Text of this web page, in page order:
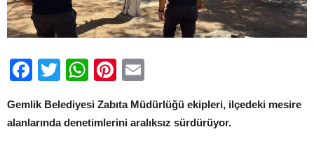
Facebook
TwitterWhatsApp
Pinterest
Gemlik Belediyesi Zabıta Müdürlüğü ekipleri, ilçedeki mesire
alanlarında denetimlerini aralıksız sürdürüyor.